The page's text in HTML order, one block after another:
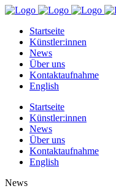
Startseite
Künstler:innen
News
Über uns
Kontaktaufnahme
English
Startseite
Künstler:innen
News
Über uns
Kontaktaufnahme
English
News